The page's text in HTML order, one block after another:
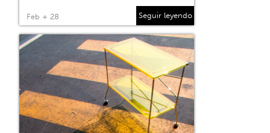
Feb + 28 Seguir leyendo